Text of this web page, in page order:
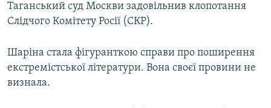
Таганський суд Москви задовільнив клопотання
Слідчого Комітету Росії (СКР).
Шаріна стала фігуранткою справи про поширення
екстремістської літератури. Вона своєї провини не
визнала.